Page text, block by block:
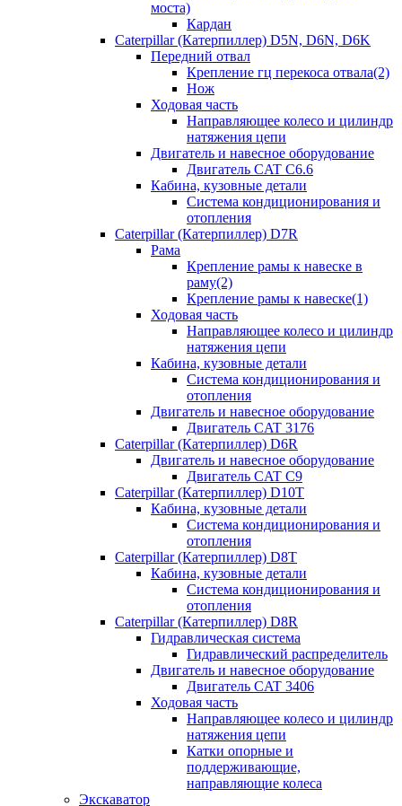
моста)
Кардан
Caterpillar (Катерпиллер) D5N, D6N, D6K
Передний отвал
Крепление гц перекоса отвала(2)
Нож
Ходовая часть
Направляющее колесо и цилиндр
натяжения цепи
Двигатель и навесное оборудование
Двигатель CAT C6.6
Кабина, кузовные детали
Система кондиционирования и
отопления
Caterpillar (Катерпиллер) D7R
Рама
Крепление рамы к навеске в
раму(2)
Крепление рамы к навеске(1)
Ходовая часть
Направляющее колесо и цилиндр
натяжения цепи
Кабина, кузовные детали
Система кондиционирования и
отопления
Двигатель и навесное оборудование
Двигатель CAT 3176
Caterpillar (Катерпиллер) D6R
Двигатель и навесное оборудование
Двигатель CAT C9
Caterpillar (Катерпиллер) D10T
Кабина, кузовные детали
Система кондиционирования и
отопления
Caterpillar (Катерпиллер) D8T
Кабина, кузовные детали
Система кондиционирования и
отопления
Caterpillar (Катерпиллер) D8R
Гидравлическая система
Гидравлический распределитель
Двигатель и навесное оборудование
Двигатель CAT 3406
Ходовая часть
Направляющее колесо и цилиндр
натяжения цепи
Катки опорные и
поддерживающие,
направляющие колеса
Экскаватор